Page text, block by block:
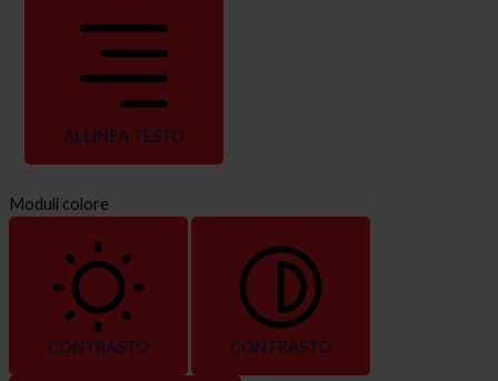
ALLINEA TESTO
Moduli colore
CONTRASTO CONTRASTO